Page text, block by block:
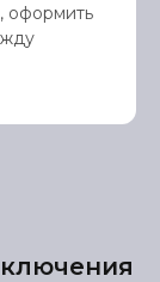
оформить